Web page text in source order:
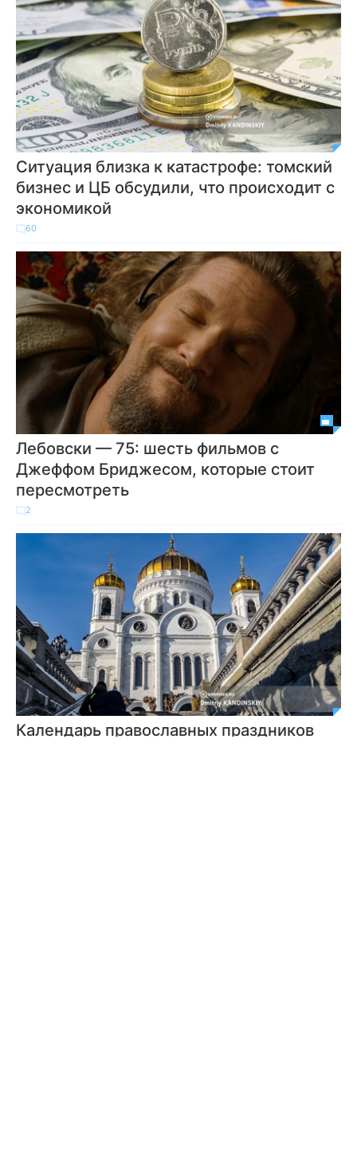
Ситуация близка к катастрофе: томский
бизнес и ЦБ обсудили, что происходит с
экономикой
60
Лебовски — 75: шесть фильмов с
Джеффом Бриджесом, которые стоит
пересмотреть
2
Календарь православных праздников